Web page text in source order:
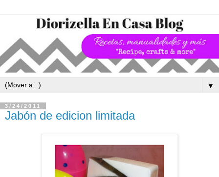
▼
3/24/2011
Jabón de edicion limitada